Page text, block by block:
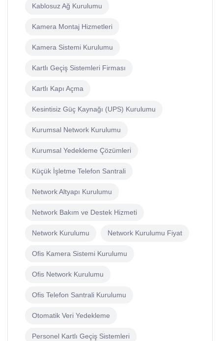
Kablosuz Ağ Kurulumu
Kamera Montaj Hizmetleri
Kamera Sistemi Kurulumu
Kartlı Geçiş Sistemleri Firması
Kartlı Kapı Açma
Kesintisiz Güç Kaynağı (UPS) Kurulumu
Kurumsal Network Kurulumu
Kurumsal Yedekleme Çözümleri
Küçük İşletme Telefon Santrali
Network Altyapı Kurulumu
Network Bakım ve Destek Hizmeti
Network Kurulumu Network Kurulumu Fiyat
Ofis Kamera Sistemi Kurulumu
Ofis Network Kurulumu
Ofis Telefon Santrali Kurulumu
Otomatik Veri Yedekleme
Personel Kartlı Geçiş Sistemleri